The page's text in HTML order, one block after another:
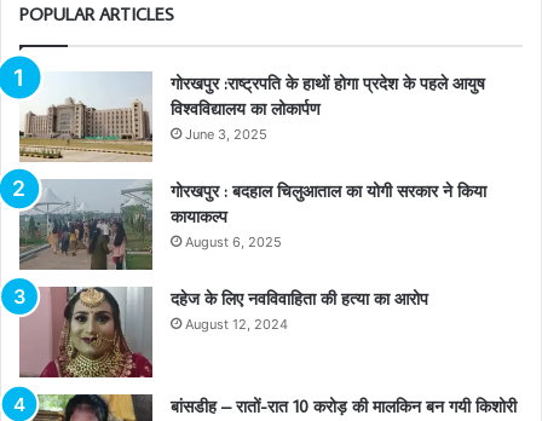
POPULAR ARTICLES
गोरखपुर :राष्ट्रपति के हाथों होगा प्रदेश के पहले आयुष
विश्वविद्यालय का लोकार्पण
June 3, 2025
गोरखपुर : बदहाल चिलुआताल का योगी सरकार ने किया
कायाकल्प
August 6, 2025
दहेज के लिए नवविवाहिता की हत्या का आरोप
August 12, 2024
बांसडीह – रातों-रात 10 करोड़ की मालकिन बन गयी किशोरी